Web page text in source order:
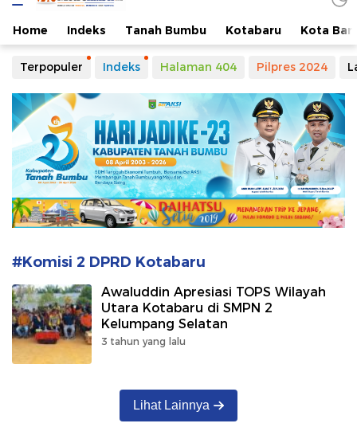
Metro Kalsel
Media Online Terkini, Faktual dan Mendidik
Home Indeks Tanah Bumbu Kotabaru Kota
Terpopuler Indeks Halaman 404 Pilpres 2024
#Komisi 2 DPRD Kotabaru
Awaluddin Apresiasi TOPS Wilayah
Utara Kotabaru di SMPN 2
Kelumpang Selatan
3 tahun yang lalu
Lihat Lainnya